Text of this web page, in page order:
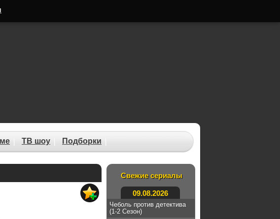
ТВ шоу Подборки
Свежие сериалы
09.08.2026
Чеболь против детектива
(1-2 Сезон)